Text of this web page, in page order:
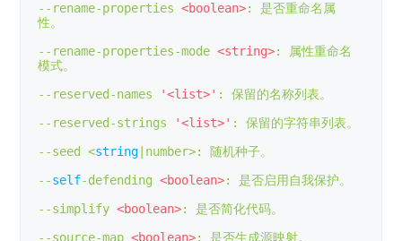
-- rename-properties <boolean>:
是否重命名属
性。
-- rename-properties-mode <string>:
属性重命名
模式。
-- reserved -names '<list>' :
保留的名称列表。
-- reserved -strings '<list>' :
保留的字符串列表。
--seed <string number>:
随机种子。
--self-defending <boolean>:
是否启用自我保护。
--simplify <boolean>:
是否简化代码。
--source-map <boolean>:
是否生成源映射。